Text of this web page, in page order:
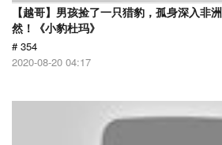
【越哥】男孩捡了一只猎豹，孤身深入非
然！《小豹杜玛》
# 354
2020-08-20 04:17